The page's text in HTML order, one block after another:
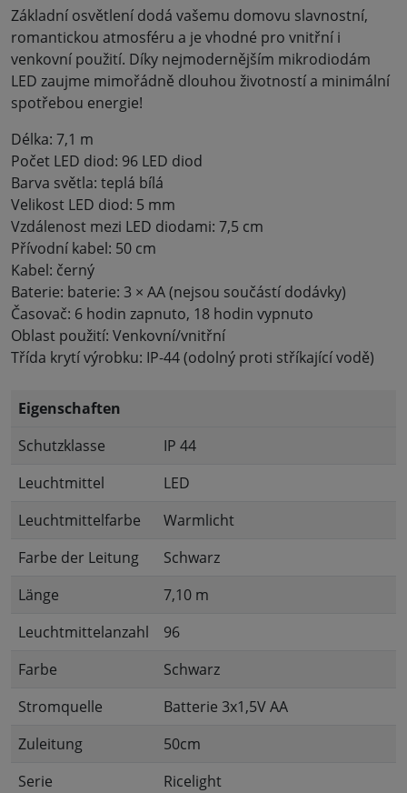
Základní osvětlení dodá vašemu domovu slavnostní,
romantickou atmosféru a je vhodné pro vnitřní i
venkovní použití. Díky nejmodernějším mikrodiodám
LED zaujme mimořádně dlouhou životností a minimální
spotřebou energie!
Délka: 7,1 m
Počet LED diod: 96 LED diod
Barva světla: teplá bílá
Velikost LED diod: 5 mm
Vzdálenost mezi LED diodami: 7,5 cm
Přívodní kabel: 50 cm
Kabel: černý
Baterie: baterie: 3 × AA (nejsou součástí dodávky)
Časovač: 6 hodin zapnuto, 18 hodin vypnuto
Oblast použití: Venkovní/vnitřní
Třída krytí výrobku: IP-44 (odolný proti stříkající vodě)
Eigenschaften
Schutzklasse
IP 44
Leuchtmittel
LED
Leuchtmittelfarbe
Warmlicht
Farbe der Leitung
Schwarz
Länge
7,10 m
Leuchtmittelanzahl
96
Farbe
Schwarz
Stromquelle
Batterie 3x1,5V AA
Zuleitung
50cm
Serie
Ricelight